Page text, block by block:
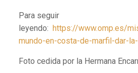
Para seguir
leyendo: https://www.omp.es/
mundo-en-costa-de-marfil-dar-
Foto cedida por la Hermana